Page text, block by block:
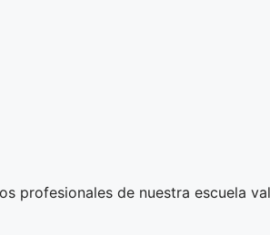
profesionales de nuestra escuela